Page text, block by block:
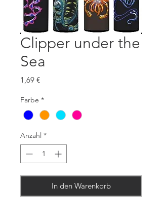
Clipper under the
Sea
1,69 €Preis
Farbe *
Anzahl *
In den Warenkorb